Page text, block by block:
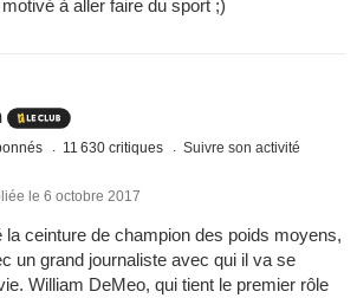
à aller faire du sport ;)
11 630 critiques Suivre son activité
le 6 octobre 2017
ceinture de champion des poids moyens,
un grand journaliste avec qui il va se
William DeMeo, qui tient le premier rôle